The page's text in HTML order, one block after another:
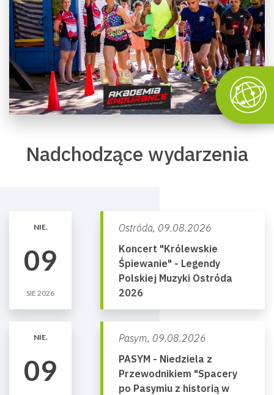
Nadchodzące wydarzenia
NIE.
09
SIE 2026
Ostróda, 09.08.2026
Koncert "Królewskie
Śpiewanie" - Legendy
Polskiej Muzyki Ostróda
2026
NIE.
09
Pasym, 09.08.2026
PASYM - Niedziela z
Przewodnikiem "Spacery
po Pasymiu z historią w